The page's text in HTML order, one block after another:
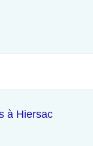
à Hiersac